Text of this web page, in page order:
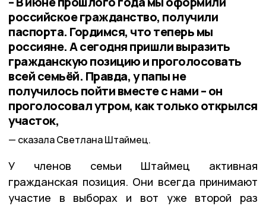
российское гражданство, получили
паспорта. Гордимся, что теперь мы
россияне. А сегодня пришли выразить
гражданскую позицию и проголосовать
всей семьёй. Правда, у папы не
получилось пойти вместе с нами – он
проголосовал утром, как только открылся
участок,
сказала Светлана Штаймец.
У членов семьи Штаймец активная
гражданская позиция. Они всегда принимают
участие в выборах и вот уже второй раз